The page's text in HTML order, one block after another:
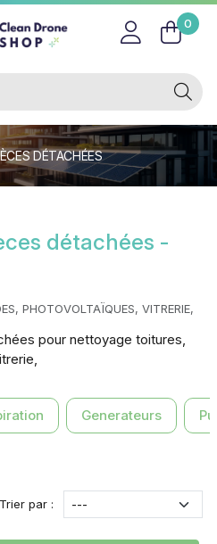
0
DÉTACHÉES
détachées -
PHOTOVOLTAÏQUES, VITRERIE,
pour nettoyage toitures,
Generateurs
Trier par :